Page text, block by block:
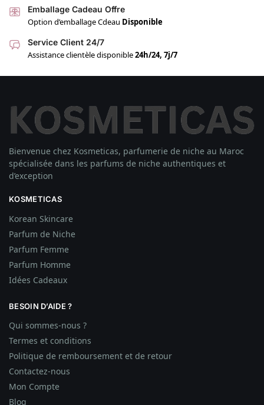
Emballage Cadeau Offre
Option d’emballage Cdeau Disponible
Service Client 24/7
Assistance clientèle disponible24h/24, 7j/7
Bienvenue chez Kosmeticas, parfumerie de niche au Maroc
spécialisée dans les parfums de niche authentiques et
d’exception
KOSMETICAS
Korean Skincare
Parfum de Niche
Parfum Femme
Parfum Homme
Idées Cadeaux
BESOIN D’AIDE ?
Qui sommes-nous ?
Termes et conditions
Politique de remboursement et de retour
Contactez-nous
Mon Compte
Blog